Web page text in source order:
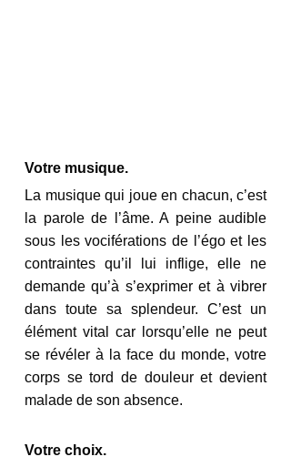
Votre musique.
La musique qui joue en chacun, c’est
la parole de l’âme. A peine audible
sous les vociférations de l’égo et les
contraintes qu’il lui inflige, elle ne
demande qu’à s’exprimer et à vibrer
dans toute sa splendeur. C’est un
élément vital car lorsqu’elle ne peut
se révéler à la face du monde, votre
corps se tord de douleur et devient
malade de son absence.
Votre choix.